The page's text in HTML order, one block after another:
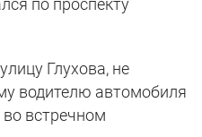
по проспекту
Глухова, не
водителю автомобиля
встречном